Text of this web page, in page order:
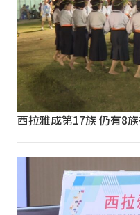
西拉雅成第17族 仍有8